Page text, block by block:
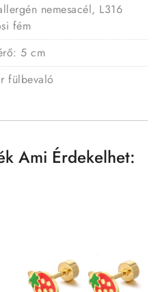
nemesacél, L316
fém
5 cm
fülbevaló
Ami Érdekelhet: